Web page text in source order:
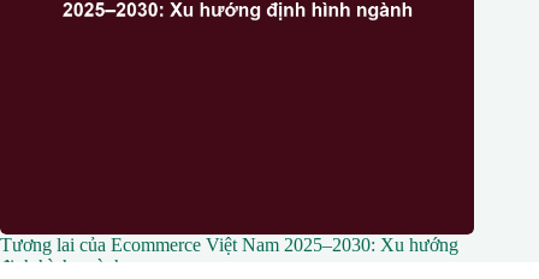
Tương lai của Ecommerce Việt Nam 2025–2030: Xu hướng
định hình ngành